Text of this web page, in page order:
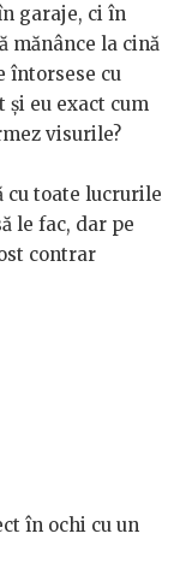
garaje, ci în
mănânce la cină
întorsese cu
și eu exact cum
visurile?
cu toate lucrurile
le fac, dar pe
contrar
în ochi cu un